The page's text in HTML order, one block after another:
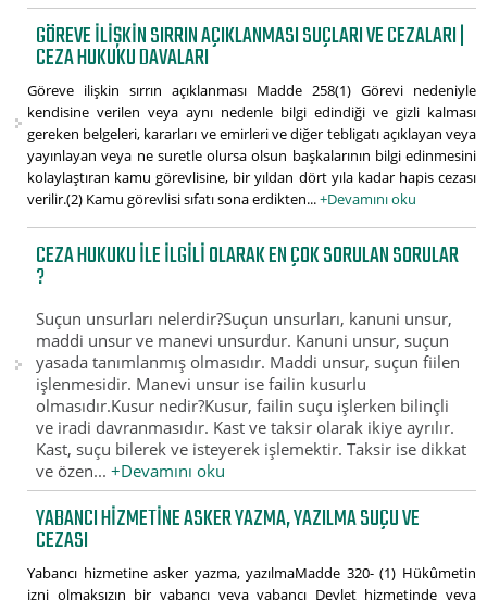
GÖREVE ILIŞKIN SIRRIN AÇIKLANMASI SUÇLARI VE CEZALARI |
CEZA HUKUKU DAVALARI
Göreve ilişkin sırrın açıklanması Madde 258(1) Görevi nedeniyle
kendisine verilen veya aynı nedenle bilgi edindiği ve gizli kalması
gereken belgeleri, kararları ve emirleri ve diğer tebligatı açıklayan veya
yayınlayan veya ne suretle olursa olsun başkalarının bilgi edinmesini
kolaylaştıran kamu görevlisine, bir yıldan dört yıla kadar hapis cezası
verilir.(2) Kamu görevlisi sıfatı sona erdikten...+Devamını oku
CEZA HUKUKU ILE ILGILI OLARAK EN ÇOK SORULAN SORULAR
?
Suçun unsurları nelerdir?Suçun unsurları, kanuni unsur,
maddi unsur ve manevi unsurdur. Kanuni unsur, suçun
yasada tanımlanmış olmasıdır. Maddi unsur, suçun fiilen
işlenmesidir. Manevi unsur ise failin kusurlu
olmasıdır.Kusur nedir?Kusur, failin suçu işlerken bilinçli
ve iradi davranmasıdır. Kast ve taksir olarak ikiye ayrılır.
Kast, suçu bilerek ve isteyerek işlemektir. Taksir ise dikkat
ve özen...+Devamını oku
YABANCI HIZMETINE ASKER YAZMA, YAZILMA SUÇU VE
CEZASI
Yabancı hizmetine asker yazma, yazılmaMadde 320- (1) Hükûmetin
izni olmaksızın bir yabancı veya yabancı Devlet hizmetinde veya